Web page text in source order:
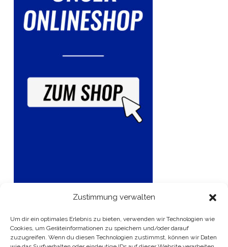
Zustimmung verwalten
Um dir ein optimales Erlebnis zu bieten, verwenden wir Technologien wie
Cookies, um Geräteinformationen zu speichern und/oder darauf
zuzugreifen. Wenn du diesen Technologien zustimmst, können wir Daten